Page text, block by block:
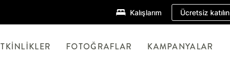
Kalışlarım Ücretsiz katılın
FOTOĞRAFLAR KAMPANYALAR